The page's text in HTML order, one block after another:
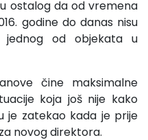
ostalog da od vremena
godine do danas nisu
od objekata u
čine maksimalne
koja još nije kako
je zatekao kada je prije
novog direktora.